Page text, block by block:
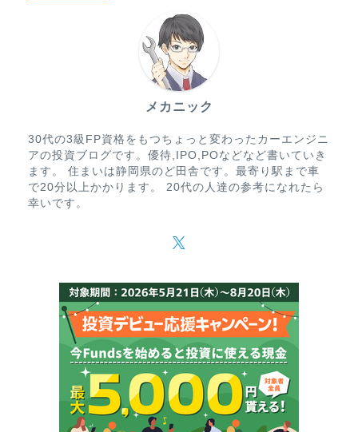
メカニック
30代の3級FP資格をもつちょっと変わったカーエンジニ
アの投資ブログです。優待,IPO,POなどなど書いていき
ます。 住まいは静岡県のど田舎です。最寄り駅まで車
で20分以上かかります。 20代の人達の参考になれたら
幸いです。